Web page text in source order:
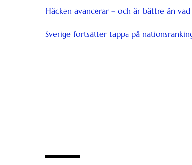
Häcken avancerar – och är bättre än vad
Sverige fortsätter tappa på